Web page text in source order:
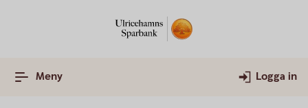
Meny Logga in